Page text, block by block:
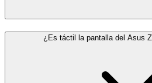
¿Es táctil la pantalla del Asus